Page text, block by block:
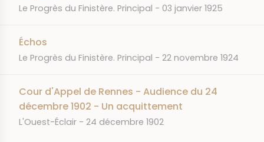
JOURNAL
Le Progrès du Finistère. Principal DATE
03 janvier 1925
Échos
JOURNAL
Le Progrès du Finistère. Principal DATE
22 novembre 1924
Cour d'Appel de Rennes - Audience du 24
décembre 1902 - Un acquittement
JOURNAL
L'Ouest-Éclair DATE
24 décembre 1902